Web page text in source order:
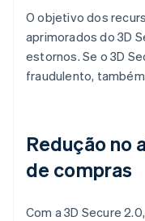
O objetivo dos
aprimorados do 3D
estornos. Se o 3D
fraudulento,
Redução no
de compras
Com a 3D Secure